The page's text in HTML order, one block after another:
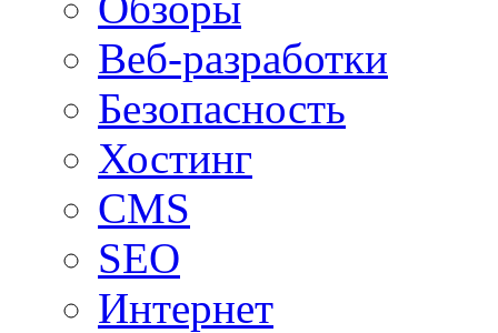
Веб-разработки
Безопасность
Хостинг
CMS
SEO
Интернет